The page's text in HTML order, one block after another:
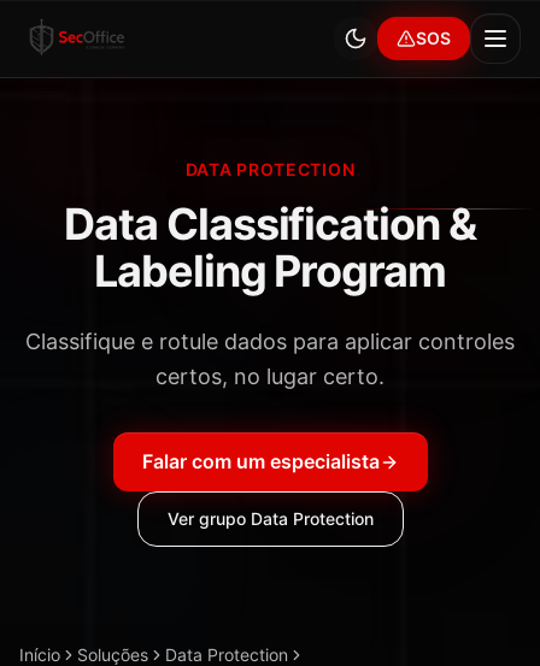
SOS
DATA PROTECTION
Data Classification &
Labeling Program
Classifique e rotule dados para aplicar controles
certos, no lugar certo.
Falar com um especialista
Ver grupo Data Protection
Início Soluções
Data Protection